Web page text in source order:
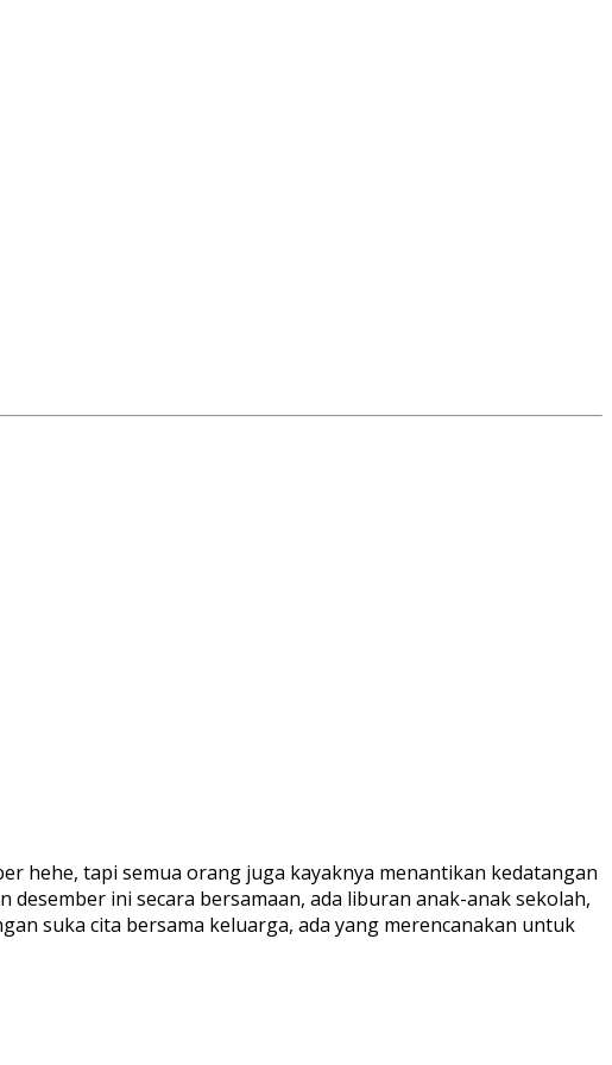
hehe, tapi semua orang juga kayaknya menantikan kedatangan
ini secara bersamaan, ada liburan anak-anak sekolah,
suka cita bersama keluarga, ada yang merencanakan untuk